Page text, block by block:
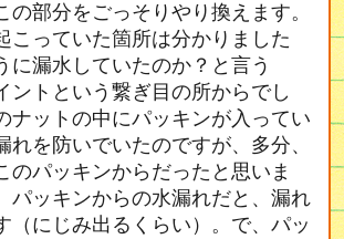
の部分をごっそりやり換えます。
こっていた箇所は分かりました
に漏水していたのか？と言う
ントという繋ぎ目の所からでし
ナットの中にパッキンが入ってい
れを防いでいたのですが、多分、
のパッキンからだったと思いま
パッキンからの水漏れだと、漏れ
（にじみ出るくらい）。で、パッ